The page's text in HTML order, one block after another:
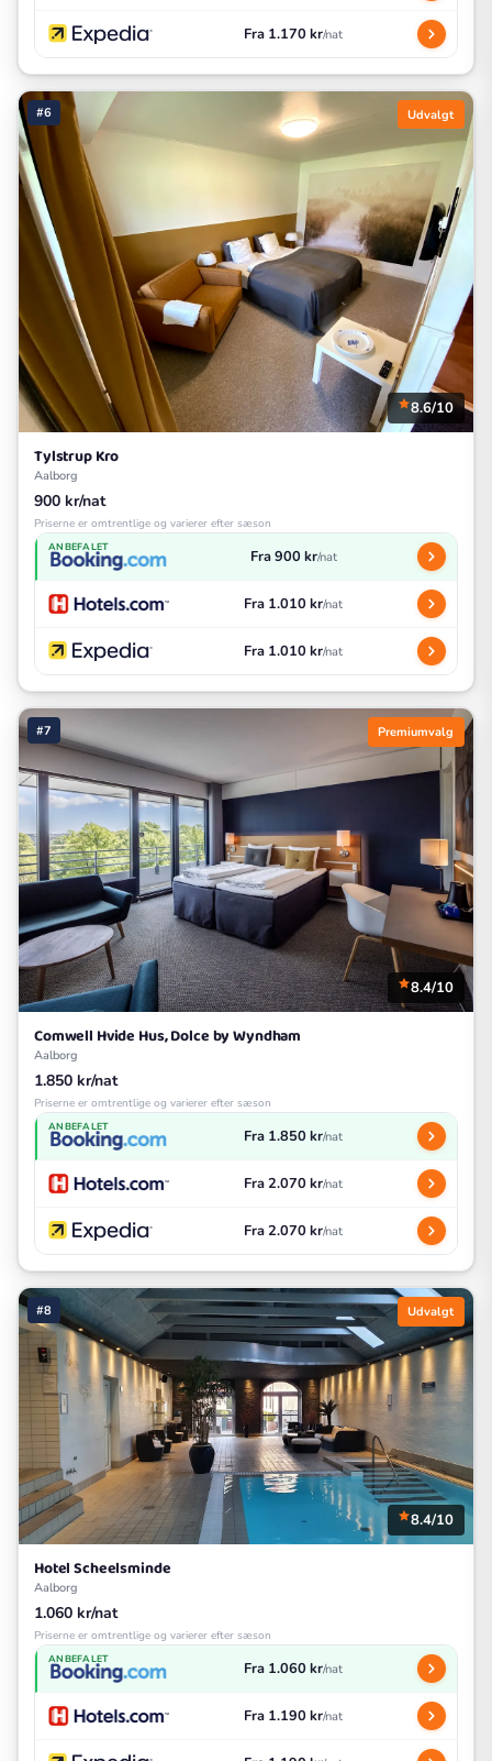
Fra 1.170 kr/nat
#6 Udvalgt
8.6/10
Tylstrup Kro
Aalborg
900 kr/nat
Priserne er omtrentlige og varierer efter sæson
ANBEFALET Fra 900 kr/nat
Fra 1.010 kr/nat
Fra 1.010 kr/nat
#7 Premiumvalg
8.4/10
Comwell Hvide Hus, Dolce by Wyndham
Aalborg
1.850 kr/nat
Priserne er omtrentlige og varierer efter sæson
ANBEFALET Fra 1.850 kr/nat
Fra 2.070 kr/nat
Fra 2.070 kr/nat
#8 Udvalgt
8.4/10
Hotel Scheelsminde
Aalborg
1.060 kr/nat
Priserne er omtrentlige og varierer efter sæson
ANBEFALET Fra 1.060 kr/nat
Fra 1.190 kr/nat